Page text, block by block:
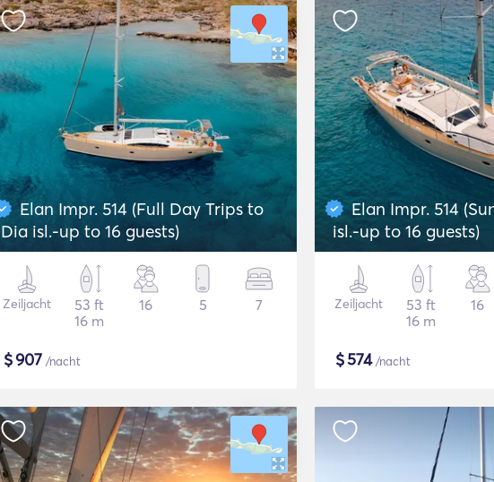
Elan Impr. 514 (Full Day Trips to
Dia isl.-up to 16 guests)
Zeiljacht
53 ft
16 m
16 5 7
$907 /nacht
Elan Impr. 514
isl.-up to 16 guests)
Zeiljacht
53 ft
16 m
16
$574/nacht